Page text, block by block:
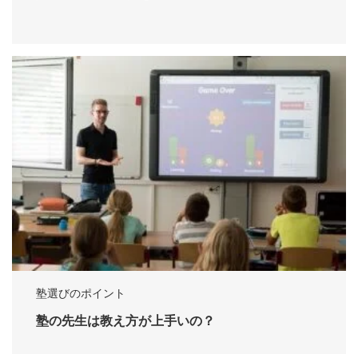
塾選びのポイント
塾の先生は教え方が上手いの？